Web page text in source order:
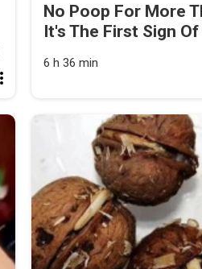
No Poop For More
It's The First Sign Of
6 h 36 min